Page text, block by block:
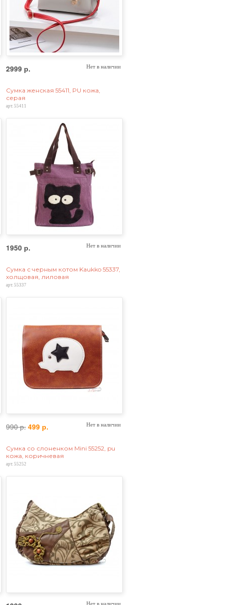
2999 р. Нет в наличии
Сумка женская 55411, PU кожа,
серая
арт. 55411
1950 р. Нет в наличии
Сумка с черным котом Kaukko 55337,
холщовая, лиловая
арт. 55337
990 р. 499 р. Нет в наличии
Сумка со слоненком Mini 55252, pu
кожа, коричневая
арт. 55252
Нет в наличии